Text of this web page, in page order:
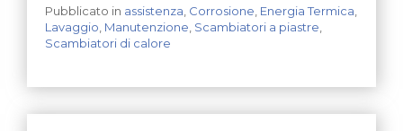
Pubblicato in assistenza Corrosione Energia Termica
Lavaggio Manutenzione Scambiatori a piastre
Scambiatori di calore